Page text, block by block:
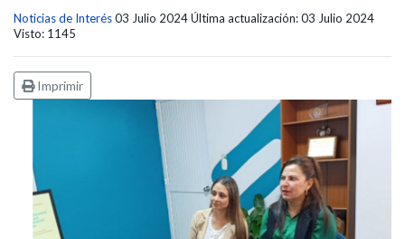
Noticias de Interés03 Julio 2024Última actualización: 03 Julio 2024
Visto: 1145
Imprimir